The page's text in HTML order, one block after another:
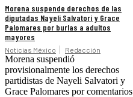
Morena suspende derechos de las
diputadas Nayeli Salvatori y Grace
Palomares por burlas a adultos
mayores
Noticias México Redacción
Morena suspendió
provisionalmente los derechos
partidistas de Nayeli Salvatori y
Grace Palomares por comentarios